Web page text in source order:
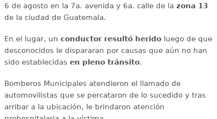
6 de agosto en la 7a. avenida y 6a. calle de la zona 13
de la ciudad de Guatemala.
En el lugar, un conductor resultó heridoluego de que
desconocidos le dispararan por causas que aún no han
sido establecidas en pleno tránsito.
Bomberos Municipales atendieron el llamado de
automovilistas que se percataron de lo sucedido y tras
arribar a la ubicación, le brindaron atención